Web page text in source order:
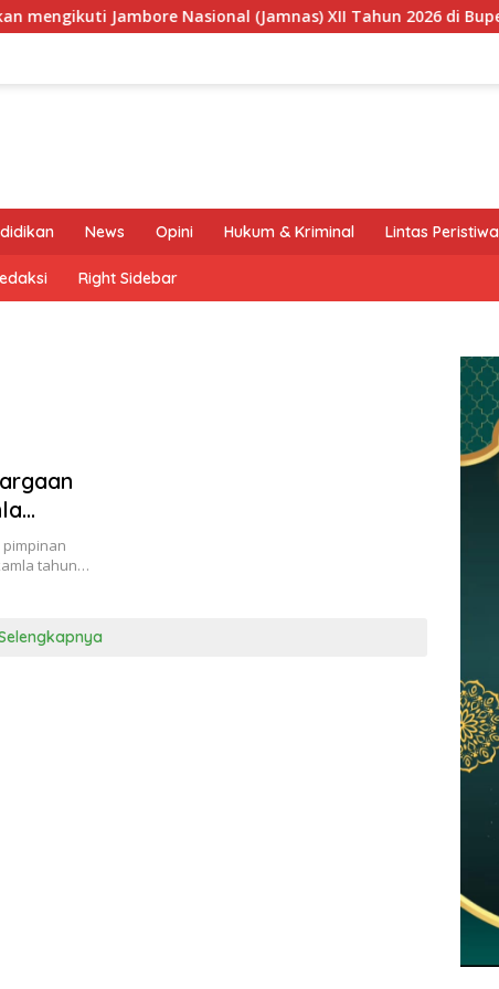
Nasional (Jamnas) XII Tahun 2026 di Buperta Cibubur
News Opini Hukum & Kriminal Lintas Peristiwa
Right Sidebar
pimpinan
tahun…